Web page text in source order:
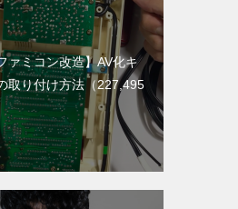
ァミコン改造】AV化キ
取り付け方法 （227,495